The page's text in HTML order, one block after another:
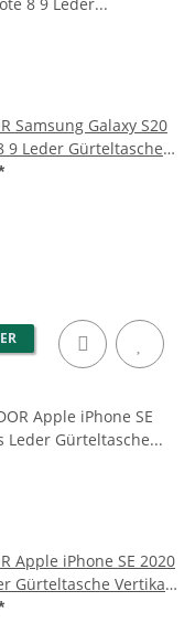
Samsung Galaxy S20
9 Leder Gürteltasche
Apple iPhone SE 2020
Gürteltasche Vertikal
Leder 6.1